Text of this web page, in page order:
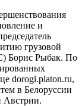
и
грузовой
Борис Рыбак. По
dorogi.platon.ru,
в Белоруссии
Австрии.